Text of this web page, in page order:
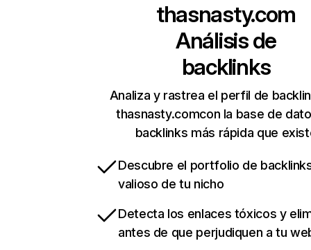
thasnasty.com
Análisis de
backlinks
Analiza y rastrea el perfil de
thasnasty.comcon la base de
backlinks más rápida que
Descubre el portfolio de
valioso de tu nicho
Detecta los enlaces tóxicos y
antes de que perjudiquen a tu